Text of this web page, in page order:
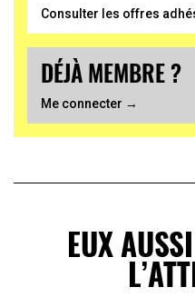
Consulter les offres
DÉJÀ MEMBRE ?
Me connecter →
EUX